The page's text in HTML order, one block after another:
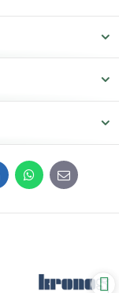
WhatsApp
E-
mail